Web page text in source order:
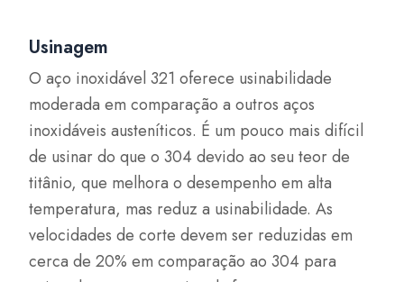
Usinagem
O aço inoxidável 321 oferece usinabilidade
moderada em comparação a outros aços
inoxidáveis austeníticos. É um pouco mais difícil
de usinar do que o 304 devido ao seu teor de
titânio, que melhora o desempenho em alta
temperatura, mas reduz a usinabilidade. As
velocidades de corte devem ser reduzidas em
cerca de 20% em comparação ao 304 para